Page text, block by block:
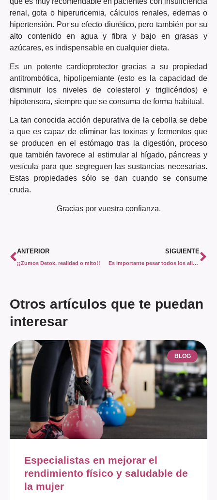
renal, gota o hiperuricemia, cálculos renales, edemas o
hipertensión. Por su efecto diurético, pero también por su
alto contenido en agua y fibra y bajo en grasas y
azúcares, es indispensable en cualquier dieta.
Es un potente cardioprotector gracias a su propiedad
antitrombótica, hipolipemiante (esto es la capacidad de
disminuir los niveles de colesterol y triglicéridos) e
hipotensora, siempre que se consuma de forma habitual.
La tan conocida acción depurativa de la cebolla se debe
a que es capaz de eliminar las toxinas y fermentos que
se producen en el estómago tras la digestión, proceso
que también favorece al estimular al hígado, páncreas y
vesícula para que segreguen las sustancias necesarias.
Estas propiedades sólo se dan cuando se consume
cruda.
Gracias por vuestra confianza.
ANTERIOR
¡¡Zumos Detox, realidad o mito!!
SIGUIENTE
Es importante pesar todos los alimentos
Otros artículos que te puedan
interesar
BLOG
Especialistas en mejorar el
rendimiento físico y saludable de
la mujer